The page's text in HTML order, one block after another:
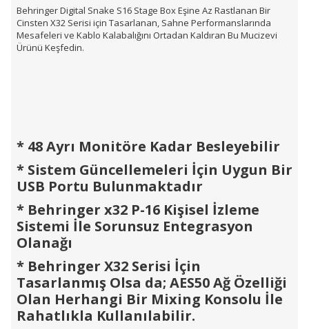
Behringer Digital Snake S16 Stage Box Eşine Az Rastlanan Bir
Cinsten X32 Serisi için Tasarlanan, Sahne Performanslarında
Mesafeleri ve Kablo Kalabalığını Ortadan Kaldıran Bu Mucizevi
Ürünü Keşfedin.
* 48 Ayrı Monitöre Kadar Besleyebilir
* Sistem Güncellemeleri İçin Uygun Bir
USB Portu Bulunmaktadır
* Behringer x32 P-16 Kişisel İzleme
Sistemi İle Sorunsuz Entegrasyon
Olanağı
* Behringer X32 Serisi İçin
Tasarlanmış Olsa da; AES50 Ağ Özelliği
Olan Herhangi Bir Mixing Konsolu İle
Rahatlıkla Kullanılabilir.